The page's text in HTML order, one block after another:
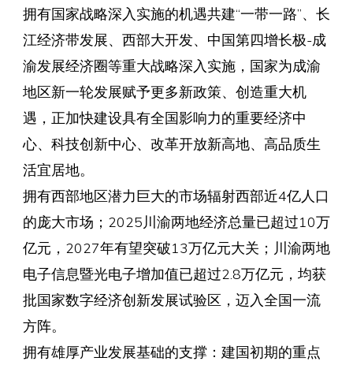
拥有国家战略深入实施的机遇共建“一带一路”、长
江经济带发展、西部大开发、中国第四增长极-成
渝发展经济圈等重大战略深入实施，国家为成渝
地区新一轮发展赋予更多新政策、创造重大机
遇，正加快建设具有全国影响力的重要经济中
心、科技创新中心、改革开放新高地、高品质生
活宜居地。
拥有西部地区潜力巨大的市场辐射西部近4亿人口
的庞大市场；2025川渝两地经济总量已超过10万
亿元，2027年有望突破13万亿元大关；川渝两地
电子信息暨光电子增加值已超过2.8万亿元，均获
批国家数字经济创新发展试验区，迈入全国一流
方阵。
拥有雄厚产业发展基础的支撑：建国初期的重点